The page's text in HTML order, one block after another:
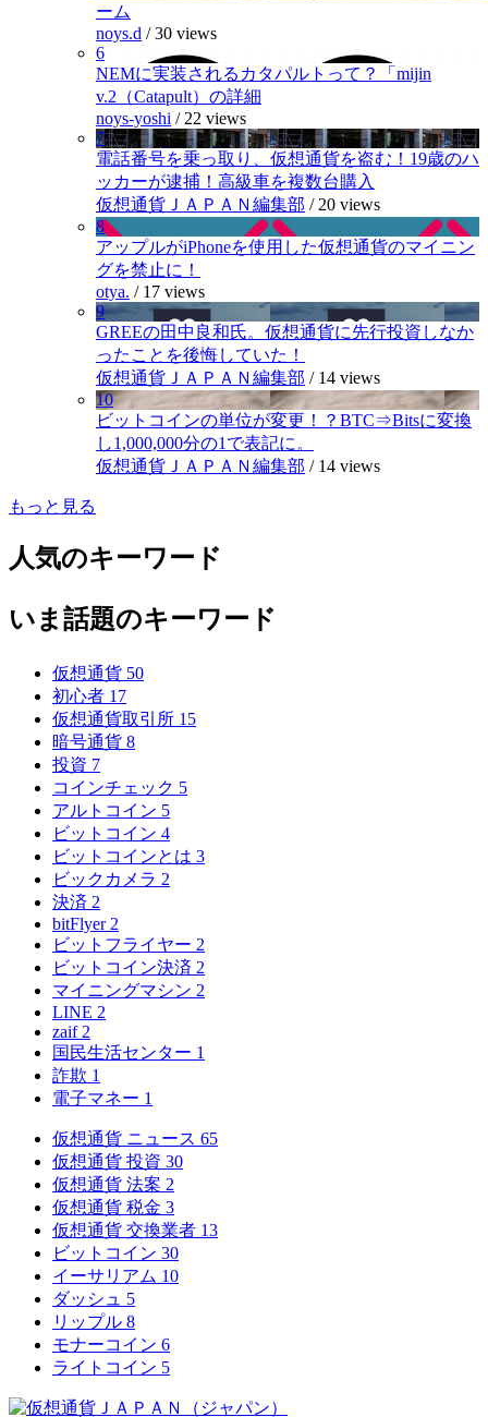
ーム
noys.d /30 views
6
NEMに実装されるカタパルトって？「mijin
v.2（Catapult）の詳細
noys-yoshi / 22 views
7
電話番号を乗っ取り、仮想通貨を盗む！19歳のハ
ッカーが逮捕！高級車を複数台購入
仮想通貨ＪＡＰＡＮ編集部 / 20 views
8
アップルがiPhoneを使用した仮想通貨のマイニン
グを禁止に！
otya. / 17 views
9
GREEの田中良和氏。仮想通貨に先行投資しなか
ったことを後悔していた！
仮想通貨ＪＡＰＡＮ編集部 / 14 views
10
ビットコインの単位が変更！？BTC⇒Bitsに変換
し1,000,000分の1で表記に。
仮想通貨ＪＡＰＡＮ編集部 / 14 views
もっと見る
人気のキーワード
いま話題のキーワード
仮想通貨 50
初心者 17
仮想通貨取引所 15
暗号通貨 8
投資 7
コインチェック 5
アルトコイン 5
ビットコイン 4
ビットコインとは 3
ビックカメラ 2
決済 2
bitFlyer 2
ビットフライヤー 2
ビットコイン決済 2
マイニングマシン 2
LINE 2
zaif 2
国民生活センター 1
詐欺 1
電子マネー 1
仮想通貨 ニュース 65
仮想通貨 投資 30
仮想通貨 法案 2
仮想通貨 税金 3
仮想通貨 交換業者 13
ビットコイン 30
イーサリアム 10
ダッシュ 5
リップル 8
モナーコイン 6
ライトコイン 5